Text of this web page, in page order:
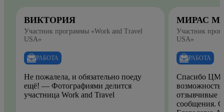
ВИКТОРИЯ
Участник программы «Work and Travel
USA»
РАБОТА
Не пожалела, и обязательно поеду
ещё! — Фотографиями делится
участница Work and Travel
МИРАС
Участник
USA»
РАБОТА
Спасибо ЦМО
отзывчивые
сообщения.